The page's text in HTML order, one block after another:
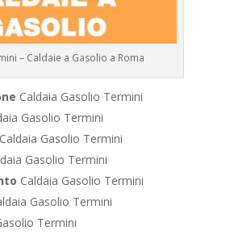
– Caldaie a Gasolio a Roma
Caldaia Gasolio Termini
Gasolio Termini
Caldaia Gasolio Termini
Gasolio Termini
Caldaia Gasolio Termini
Gasolio Termini
Termini